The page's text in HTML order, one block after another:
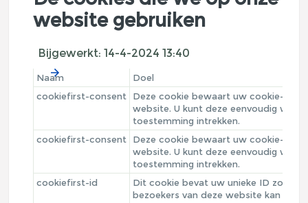
website gebruiken
Bijgewerkt: 14-4-2024 13:40
Naam
Doel
cookiefirst-consent
Deze cookie bewaart uw cookie-
website. U kunt deze eenvoudig
toestemming intrekken.
cookiefirst-consent
Deze cookie bewaart uw cookie-
website. U kunt deze eenvoudig
toestemming intrekken.
cookiefirst-id
Dit cookie bevat uw unieke ID zodat
bezoekers van deze website kan